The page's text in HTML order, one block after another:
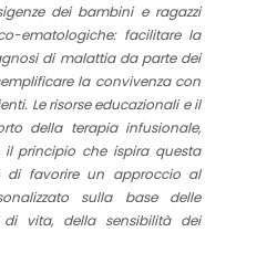
dei bambini e ragazzi
ematologiche: facilitare la
di malattia da parte dei
la convivenza con
Le risorse educazionali eil
della terapia infusionale,
il principio che ispira questa
di favorire un approccio al
sulla base delle
di vita, della sensibilità dei